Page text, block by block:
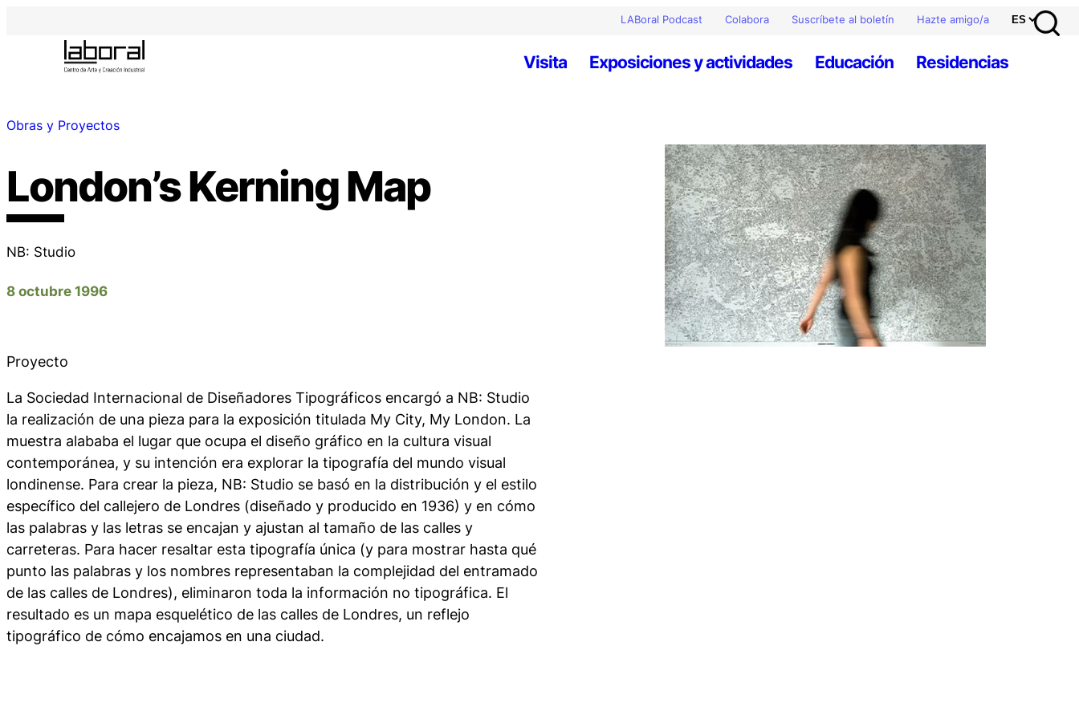
LABoral Podcast Colabora Suscríbete al boletín Hazte amigo/a
Visita Exposiciones y actividades Educación Residencias
Obras y Proyectos
London’s Kerning Map
NB: Studio
8 octubre 1996
Proyecto
La Sociedad Internacional de Diseñadores Tipográficos encargó a NB: Studio
la realización de una pieza para la exposición titulada My City, My London. La
muestra alababa el lugar que ocupa el diseño gráfico en la cultura visual
contemporánea, y su intención era explorar la tipografía del mundo visual
londinense. Para crear la pieza, NB: Studio se basó en la distribución y el estilo
específico del callejero de Londres (diseñado y producido en 1936) y en cómo
las palabras y las letras se encajan y ajustan al tamaño de las calles y
carreteras. Para hacer resaltar esta tipografía única (y para mostrar hasta qué
punto las palabras y los nombres representaban la complejidad del entramado
de las calles de Londres), eliminaron toda la información no tipográfica. El
resultado es un mapa esquelético de las calles de Londres, un reflejo
tipográfico de cómo encajamos en una ciudad.